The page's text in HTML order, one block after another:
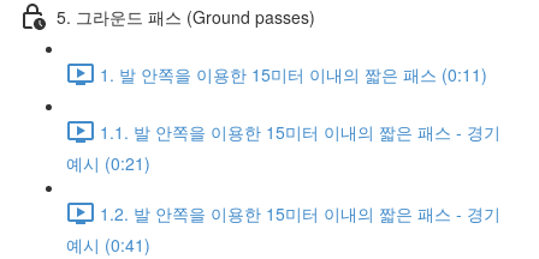
5. 그라운드 패스 (Ground passes)
1. 발 안쪽을 이용한 15미터 이내의 짧은 패스 (0:11)
1.1. 발 안쪽을 이용한 15미터 이내의 짧은 패스 - 경기
예시 (0:21)
1.2. 발 안쪽을 이용한 15미터 이내의 짧은 패스 - 경기
예시 (0:41)